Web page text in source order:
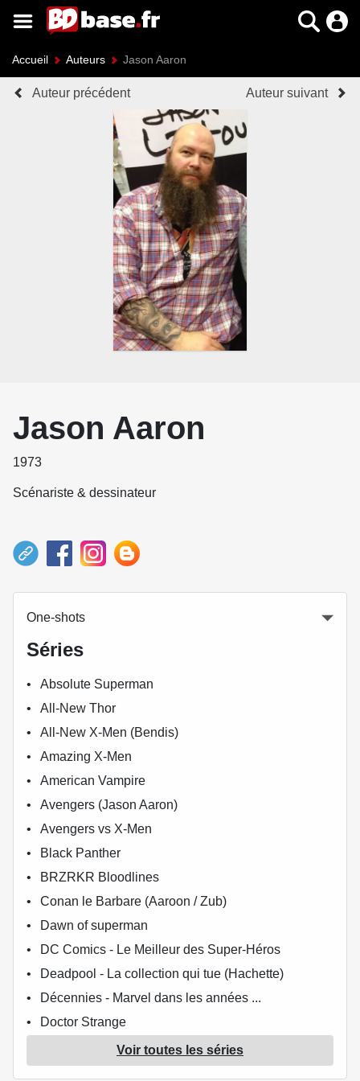
Accueil Auteurs Jason Aaron
Auteur précédent Auteur suivant
Jason Aaron
1973
Scénariste & dessinateur
One-shots
Séries
Absolute Superman
All-New Thor
All-New X-Men (Bendis)
Amazing X-Men
American Vampire
Avengers (Jason Aaron)
Avengers vs X-Men
Black Panther
BRZRKR Bloodlines
Conan le Barbare (Aaroon / Zub)
Dawn of superman
DC Comics - Le Meilleur des Super-Héros
Deadpool - La collection qui tue (Hachette)
Décennies - Marvel dans les années ...
Doctor Strange
Ghost Rider (100% Marvel)
The Goddamned
Voir toutes les séries